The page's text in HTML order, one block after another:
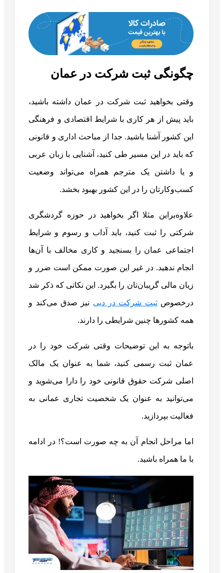
چگونگی ثبت شرکت در عمان
وقتی بخواهید ثبت شرکت در عمان داشته باشید،
باید پیش از هر کاری با شرایط اقتصادی و فرهنگی
این کشور آشنا باشید. جدا از مباحث اداری و قانونی
که باید در این مسیر طی کنید، آشنایی با زبان عربی
و یا داشتن یک مترجم همراه می‌تواند وضعیت
کسب‌وکارتان را در این کشور بهبود بخشد.
علاوه‌براین مثلا اگر بخواهید در حوزه گردشگری
شرکتی را ثبت کنید، باید آداب و رسوم و شرایط
اجتماعی عمان را بسنجید و کاری مخالف با آن‌ها
انجام ندهید. در غیر این صورت ممکن است ضرر و
زیان مالی گریبان‌تان را بگیرد. این نکاتی که ذکر شد
درخصوصثبت شرکت در دبی نیز صدق می‌کند و
همه کشورها چنین شرایطی را دارند.
باتوجه به این توضیحات وقتی شرکت خود را در
عمان ثبت رسمی کنید، شما به عنوان یک مالک
اصلی شرکت حقوق قانونی خود را دارا می‌شوید و
می‌توانید به عنوان یک شخصیت تجاری عمانی به
فعالیت بپردازید.
اما مراحل انجام آن به چه صورت است؟! در ادامه
با ما همراه باشید.